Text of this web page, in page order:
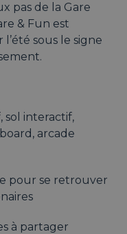
pas de la Gare
& Fun est
sous le signe
sol interactif,
arcade
pour se retrouver
à partager